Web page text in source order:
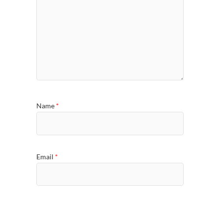
Name *
Email *